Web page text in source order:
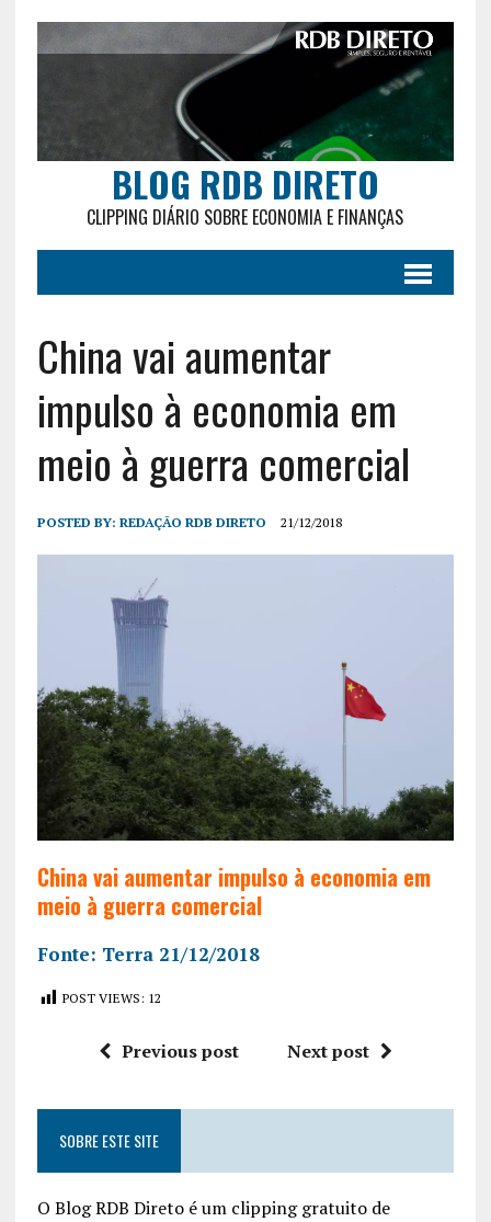
BLOG RDB DIRETO
CLIPPING DIÁRIO SOBRE ECONOMIA E FINANÇAS
China vai aumentar
impulso à economia em
meio à guerra comercial
POSTED BY: REDAÇÃO RDB DIRETO 21/12/2018
China vai aumentar impulso à economia em
meio à guerra comercial
Fonte: Terra 21/12/2018
POST VIEWS: 12
Previous post Next post
SOBRE ESTE SITE
O Blog RDB Direto é um clipping gratuito de